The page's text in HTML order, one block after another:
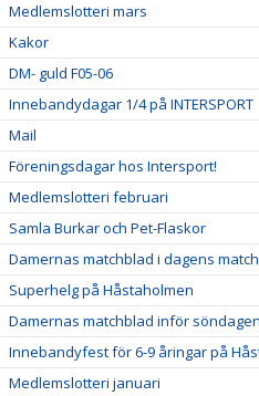
Medlemslotteri mars
Kakor
DM- guld F05-06
Innebandydagar 1/4 på INTERSPORT
Mail
Föreningsdagar hos Intersport!
Medlemslotteri februari
Samla Burkar och Pet-Flaskor
Damernas matchblad i dagens
Superhelg på Håstaholmen
Damernas matchblad inför
Innebandyfest för 6-9 åringar på
Medlemslotteri januari